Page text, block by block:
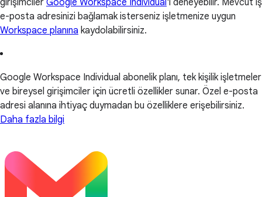
girişimciler Google Workspace Individual'i deneyebilir. Mevcut iş
e-posta adresinizi bağlamak isterseniz işletmenize uygun
Workspace planına kaydolabilirsiniz.
Google Workspace Individual abonelik planı, tek kişilik işletmeler
ve bireysel girişimciler için ücretli özellikler sunar. Özel e-posta
adresi alanına ihtiyaç duymadan bu özelliklere erişebilirsiniz.
Daha fazla bilgi